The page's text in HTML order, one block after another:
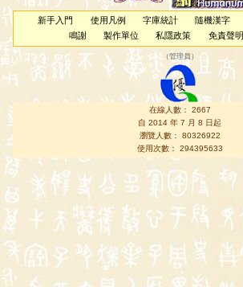
新手入門 使用凡例 字庫統計 隨機漢字
鳴謝
製作單位 私隱政策 免責聲明
（管理員 ）
在線人數： 2667
自 2014 年 7 月 8 日起
瀏覽人數： 80326922
使用次數： 294395633